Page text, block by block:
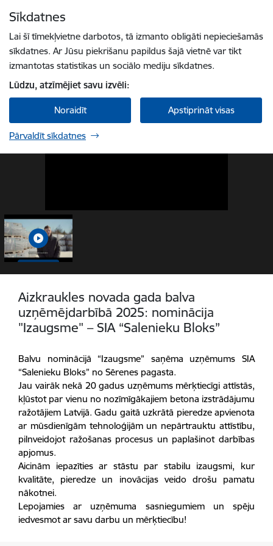
Sīkdatnes
Lai šī tīmekļvietne darbotos, tā izmanto obligāti nepieciešamās
sīkdatnes. Ar Jūsu piekrišanu papildus šajā vietnē var tikt
izmantotas statistikas un sociālo mediju sīkdatnes.
Lūdzu, atzīmējiet savu izvēli:
Noraidīt Apstiprināt visas
Pārvaldīt sīkdatnes
1 / 1
Aizkraukles novada gada balva
uzņēmējdarbībā 2025: nominācija
"Izaugsme" – SIA “Salenieku Bloks”
Balvu nominācijā “Izaugsme” saņēma uzņēmums SIA
“Salenieku Bloks” no Sērenes pagasta.
Jau vairāk nekā 20 gadus uzņēmums mērķtiecīgi attīstās,
kļūstot par vienu no nozīmīgākajiem betona izstrādājumu
ražotājiem Latvijā. Gadu gaitā uzkrātā pieredze apvienota
ar mūsdienīgām tehnoloģijām un nepārtrauktu attīstību,
pilnveidojot ražošanas procesus un paplašinot darbības
apjomus.
Aicinām iepazīties ar stāstu par stabilu izaugsmi, kur
kvalitāte, pieredze un inovācijas veido drošu pamatu
nākotnei.
Lepojamies ar uzņēmuma sasniegumiem un spēju
iedvesmot ar savu darbu un mērķtiecību!